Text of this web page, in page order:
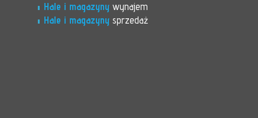
Hale i magazyny wynajem
Hale i magazyny sprzedaż